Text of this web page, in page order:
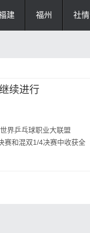
建 福州 社情
续进行
界乒乓球职业大联盟
赛和混双1/4决赛中收获全